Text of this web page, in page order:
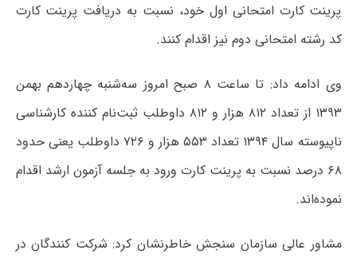
پرینت کارت امتحانی اول خود، نسبت به دریافت پرینت کارت
کد رشته امتحانی دوم نیز اقدام کنند.
وی ادامه داد: تا ساعت ۸ صبح امروز سه‌شنبه چهاردهم بهمن
۱۳۹۳ از تعداد ۸۱۲ هزار و ۸۱۲ داوطلب ثبت‌نام کننده کارشناسی
ناپیوسته سال ۱۳۹۴ تعداد ۵۵۳ هزار و ۷۲۶ داوطلب یعنی حدود
۶۸ درصد نسبت به پرینت کارت ورود به جلسه آزمون ارشد اقدام
نموده‌اند.
مشاور عالی سازمان سنجش خاطرنشان کرد: شرکت کنندگان در